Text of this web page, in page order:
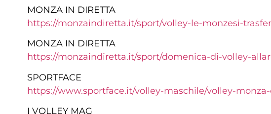
MONZA IN DIRETTA
https://monzaindiretta.it/sport/volley-le-monzesi-
MONZA IN DIRETTA
https://monzaindiretta.it/sport/domenica-di-volley-
SPORTFACE
https://www.sportface.it/volley-maschile/volley-
I VOLLEY MAG